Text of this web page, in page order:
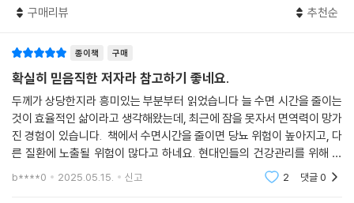
건강과 질병을 이해하는 방식을 효과적으로 재구성할 수 있는 간단한 척도
니면 잘 못 만들고 있는지 측정하는 것이다. ‘미토콘드리아’라는 단어를 들
어보았을 것이다. 고등학교 생물 시간에 ‘세포의 발전소’라고 배웠을 것이
다.
미토콘드리아는 식품의 열량을 세포 에너지로 전환한다. 이 작은 세포소기
관은 우리가 섭취한 음식물의 분해 산물을 세포가 여러 가지 일을 하는 데
사용할 수 있는 에너지로 바꾸는 변환 장치다. 간, 피부, 뇌, 난소, 눈 등 우
는 대사 건강과 세포 에너지 회복을 중심으로, 실천 가능한 전략들을 제시
스트레스 관리, 생활 속의 가벼운 불편을 통한 적응력 회복 등 다양한 방법
들이 포함된다. 특히 책의 2부에서는 “우리 몸은 우리 자신이 생각하는 것
보다 훨씬 정직하다”며, 몸의 신호를 듣고, 조기에 개입해 치료하는 방법
을 알려준다.
이 책은 미국에서 출간되지 마자 아마존 베스트셀러 1위에 오르며 수십만
- 새라 고트프리드 (뉴욕타임스 베스트셀러 《Hormone Cure》 저자)
이 책은 정신적, 육체적으로 강해지고 삶에 활력을 불어넣는 실행 가능한
조처들로 가득하다.
이 책은 의료 시스템이 엉망으로 운영되고 있지만 어떻게 바꿔나갈 수 있
을지를 보여준다.
- 로버트 러스티그 (《Metabolical》 저자, 캘리포니아대학교 소아과 명예교수)
구매리뷰 추천순
종이책 구매
확실히 믿음직한 저자라 참고하기 좋네요.
두께가 상당한지라 흥미있는 부분부터 읽었습니다 늘 수면 시간을 줄이는
것이 효율적인 삶이라고 생각해왔는데, 최근에 잠을 못자서 면역력이 망가
진 경험이 있습니다. 책에서 수면시간을 줄이면 당뇨 위험이 높아지고, 다
른 질환에 노출될 위험이 많다고 하네요. 현대인들의 건강관리를 위해 읽
어볼 좋은것들이 많아 좋습니다
b****0 2025.05.15. 신고 2 댓글0